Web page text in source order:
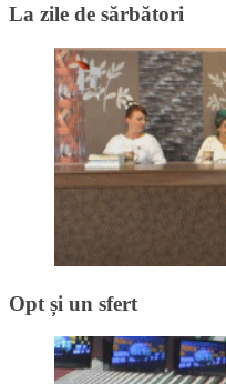
La zile de sărbători
Opt și un sfert